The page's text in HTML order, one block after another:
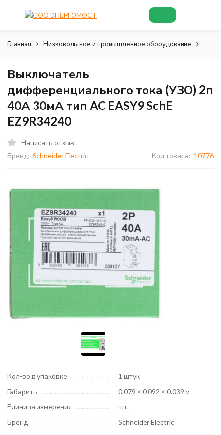
Главная Низковольтное и промышленное оборудование
Выключатель
дифференциального тока (УЗО) 2п
40А 30мА тип AC EASY9 SchE
EZ9R34240
Написать отзыв
Бренд: Schneider Electric Код товара: 10776
Кол-во в упаковке
1 штук
Габариты
0.079 × 0.092 × 0.039 м
Единица измерения
шт.
Бренд
Schneider Electric